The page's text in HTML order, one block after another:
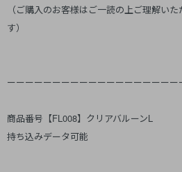
（ご購入のお客様はご一読の上ご理解い
す）
ーーーーーーーーーーーーーーーーーー
商品番号【FL008】クリアバルーンL
持ち込みデータ可能